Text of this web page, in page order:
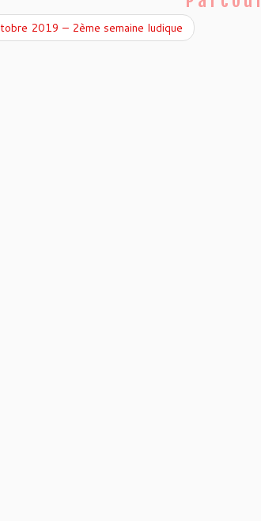
2019 – 2ème semaine ludique